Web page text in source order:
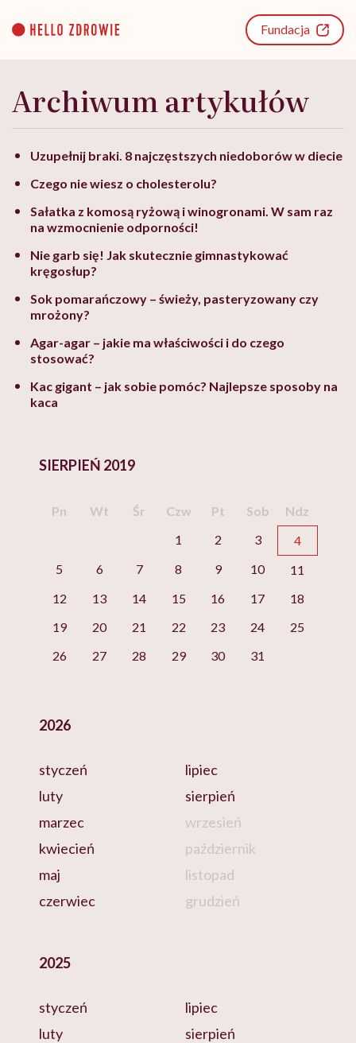
content
Fundacja
Archiwum artykułów
Uzupełnij braki. 8 najczęstszych niedoborów w diecie
Czego nie wiesz o cholesterolu?
Sałatka z komosą ryżową i winogronami. W sam raz
na wzmocnienie odporności!
Nie garb się! Jak skutecznie gimnastykować
kręgosłup?
Sok pomarańczowy – świeży, pasteryzowany czy
mrożony?
Agar-agar – jakie ma właściwości i do czego
stosować?
Kac gigant – jak sobie pomóc? Najlepsze sposoby na
kaca
SIERPIEŃ 2019
Pn Wt Śr Czw Pt Sob
Ndz
1
2 3
4
5
6 7 8 9 10
11
12
13 14 15 16 17
18
19
20 21 22 23 24
25
26
27 28 29 30 31
2026
styczeń
luty
marzec
kwiecień
maj
czerwiec
lipiec
sierpień
wrzesień
październik
listopad
grudzień
2025
styczeń
luty
lipiec
sierpień